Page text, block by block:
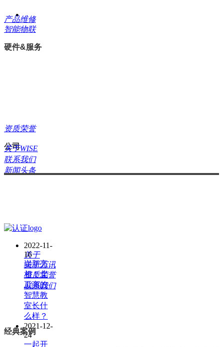
产品维修
分享交流
关于
关于万讯
资质荣誉
联系我们
产品维修
智能物联
硬件&服务
资质荣誉
公司
关于WISE
联系我们
新闻头条
2022-11-
16
崭新亮
相！北
工商的
智慧教
室长什
么样？
2021-12-
24
一起开
经典案例